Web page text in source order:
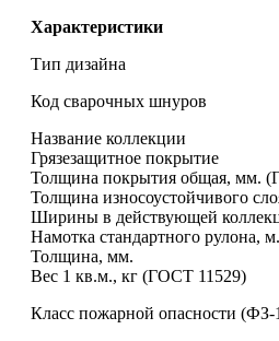
Характеристики
Тип дизайна
Код сварочных шнуров
Название коллекции
Грязезащитное покрытие
Толщина покрытия общая, мм.
Толщина износоустойчивого
Ширины в действующей
Намотка стандартного рулона, м.
Толщина, мм.
Вес 1 кв.м., кг (ГОСТ 11529)
Класс пожарной опасности (ФЗ-